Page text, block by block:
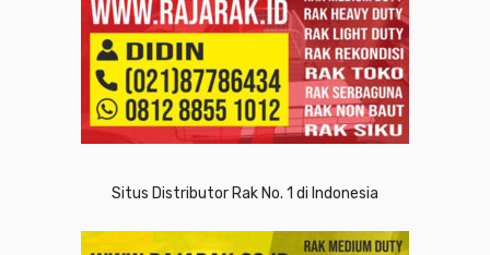
Situs Distributor Rak No. 1 di Indonesia